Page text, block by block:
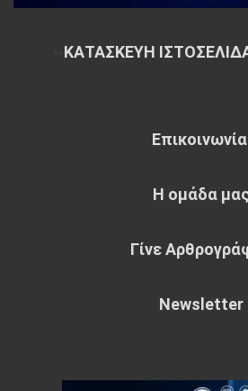
ΚΑΤΑΣΚΕΥΗ
Επικοινωνία
Η ομάδα
Γίνε
Newsletter